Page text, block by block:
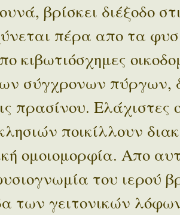
βρίσκει διέξοδο
πέρα απο τα
κιβωτιόσχημες
σύγχρονων πύργων,
πρασίνου.
ποικίλλουν
ομοιομορφία. Απο
του ιερού
των γειτονικών